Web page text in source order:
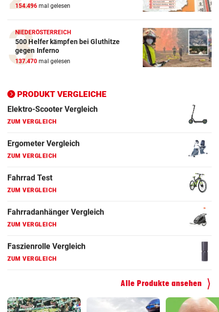
154.496 mal gelesen
NIEDERÖSTERREICH
500 Helfer kämpfen bei Gluthitze
gegen Inferno
137.470 mal gelesen
PRODUKT VERGLEICHE
E-Bike Vergleich
ZUM VERGLEICH
Elektro-Scooter Vergleich
ZUM VERGLEICH
ZUM VERGLEICH
Fahrrad Test
ZUM VERGLEICH
Fahrradanhänger Vergleich
ZUM VERGLEICH
Faszienrolle Vergleich
ZUM VERGLEICH
Hoverboard Vergleich
ZUM VERGLEICH
Kinderfahrrad Vergleich
ZUM VERGLEICH
Alle Produkte ansehen